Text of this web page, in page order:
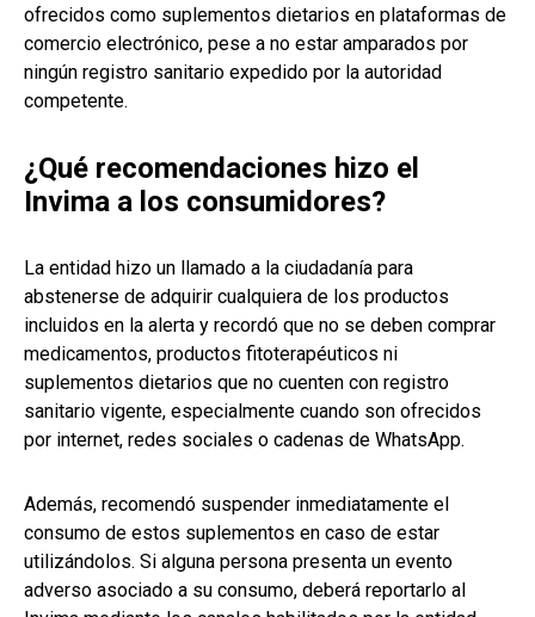
ofrecidos como suplementos dietarios en plataformas de
comercio electrónico, pese a no estar amparados por
ningún registro sanitario expedido por la autoridad
competente.
¿Qué recomendaciones hizo el
Invima a los consumidores?
La entidad hizo un llamado a la ciudadanía para
abstenerse de adquirir cualquiera de los productos
incluidos en la alerta y recordó que no se deben comprar
medicamentos, productos fitoterapéuticos ni
suplementos dietarios que no cuenten con registro
sanitario vigente, especialmente cuando son ofrecidos
por internet, redes sociales o cadenas de WhatsApp.
Además, recomendó suspender inmediatamente el
consumo de estos suplementos en caso de estar
utilizándolos. Si alguna persona presenta un evento
adverso asociado a su consumo, deberá reportarlo al